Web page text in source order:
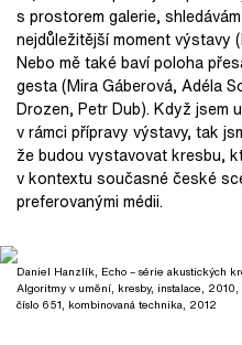
s prostorem galerie,
nejdůležitější moment výstavy
Nebo mě také baví poloha
gesta (Mira Gáberová, Adéla
Drozen, Petr Dub). Když jsem
v rámci přípravy výstavy, tak
že budou vystavovat kresbu,
v kontextu současné české
preferovanými médii.
Daniel Hanzlík, Echo – série akustických
Algoritmy v umění, kresby, instalace,
číslo 651, kombinovaná technika, 2012